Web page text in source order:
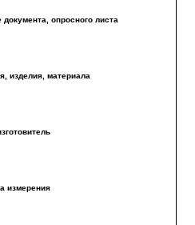
опросного листа
изделия, материала
измерения